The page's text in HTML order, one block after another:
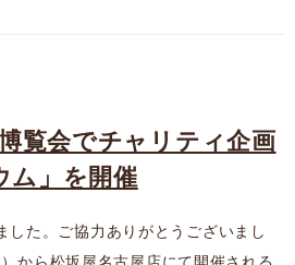
覧会でチャリティ企画
ム」を開催
した。ご協力ありがとうございまし